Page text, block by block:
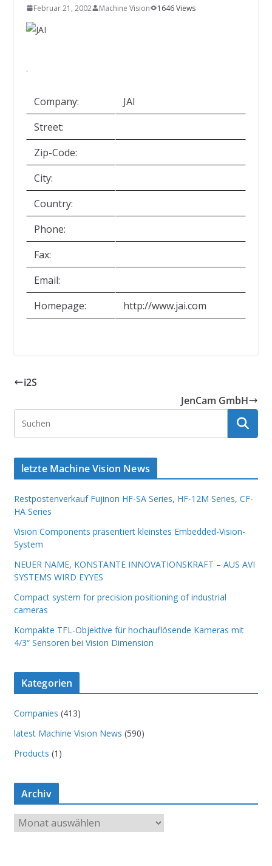
SYSTEMS WIRD EYYES
Februar 21, 2002 Machine Vision 1646 Views
.
Company:
JAI
Street:
Zip-Code:
City:
Country:
Phone:
Fax:
Email:
Homepage:
http://www.jai.com
i2S
JenCam GmbH
letzte Machine Vision News
Restpostenverkauf Fujinon HF-SA Series, HF-12M Series, CF-
HA Series
Vision Components präsentiert kleinstes Embedded-Vision-
System
NEUER NAME, KONSTANTE INNOVATIONSKRAFT – AUS AVI
SYSTEMS WIRD EYYES
Compact system for precision positioning of industrial
cameras
Kompakte TFL-Objektive für hochauflösende Kameras mit
4/3“ Sensoren bei Vision Dimension
Kategorien
Companies (413)
latest Machine Vision News (590)
Products (1)
Archiv
r